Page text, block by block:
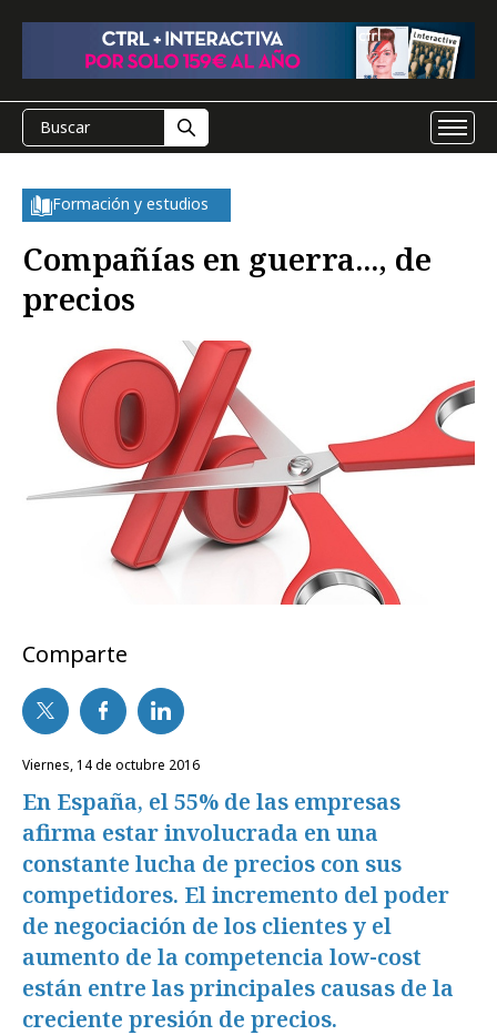
Formación y estudios
Compañías en guerra..., de
precios
Comparte
viernes, 14 de octubre 2016
En España, el 55% de las empresas
afirma estar involucrada en una
constante lucha de precios con sus
competidores. El incremento del poder
de negociación de los clientes y el
aumento de la competencia low-cost
están entre las principales causas de la
creciente presión de precios.